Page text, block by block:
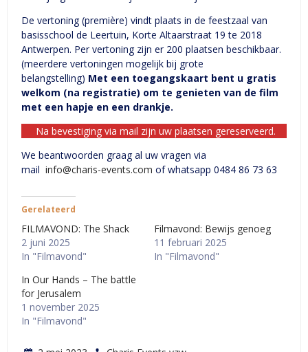
De vertoning (première) vindt plaats in de feestzaal van
basisschool de Leertuin, Korte Altaarstraat 19 te 2018
Antwerpen. Per vertoning zijn er 200 plaatsen beschikbaar.
(meerdere vertoningen mogelijk bij grote
belangstelling) Met een toegangskaart bent u gratis
welkom (na registratie) om te genieten van de film
met een hapje en een drankje.
Na bevestiging via mail zijn uw plaatsen gereserveerd.
We beantwoorden graag al uw vragen via
mail info@charis-events.com of whatsapp 0484 86 73 63
Gerelateerd
FILMAVOND: The Shack
2 juni 2025
In "Filmavond"
Filmavond: Bewijs genoeg
11 februari 2025
In "Filmavond"
In Our Hands – The battle
for Jerusalem
1 november 2025
In "Filmavond"